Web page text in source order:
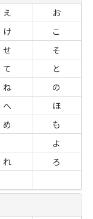
え
お
け
こ
せ
そ
て
と
ね
の
へ
ほ
め
も
よ
れ
ろ